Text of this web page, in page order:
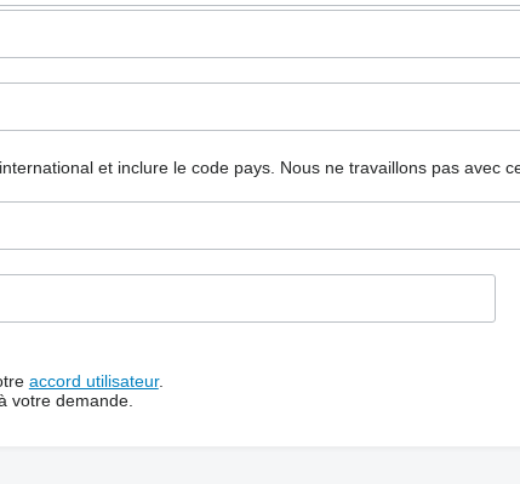
et inclure le code pays. Nous ne travaillons pas avec
accord utilisateur.
votre demande.